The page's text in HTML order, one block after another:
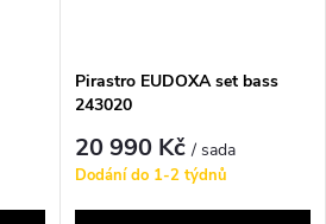
Pirastro EUDOXA set bass
243020
20 990 Kč/ sada
Dodání do 1-2 týdnů